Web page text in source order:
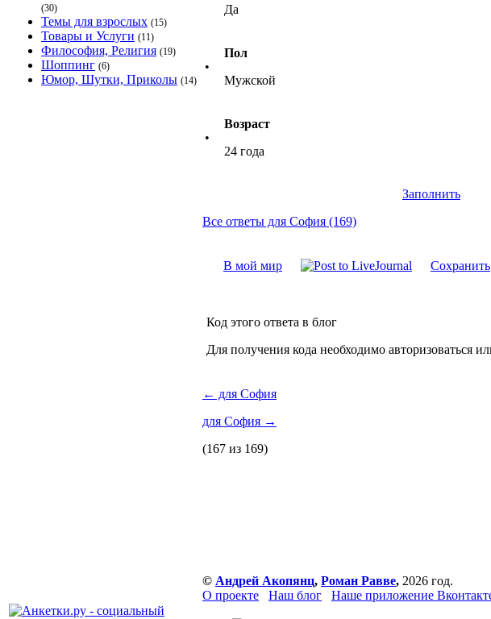
(30)
Темы для взрослых (15)
Товары и Услуги (11)
Философия, Религия (19)
Шоппинг (6)
Юмор, Шутки, Приколы (14)
Да
•
Пол
Мужской
•
Возраст
24 года
Заполнить
Все ответы для София (169)
В мой мир Сохранить
Код этого ответа в блог
Для получения кода необходимо авторизоваться
← для София
для София →
(167 из 169)
© Андрей Акопянц, Роман Равве, 2026 год.
О проекте
Наш блог Наше приложение